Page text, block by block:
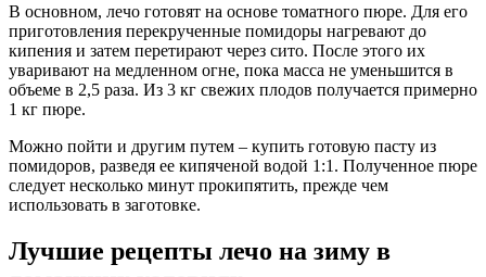
В основном, лечо готовят на основе томатного пюре. Для его
приготовления перекрученные помидоры нагревают до
кипения и затем перетирают через сито. После этого их
уваривают на медленном огне, пока масса не уменьшится в
объеме в 2,5 раза. Из 3 кг свежих плодов получается примерно
1 кг пюре.
Можно пойти и другим путем – купить готовую пасту из
помидоров, разведя ее кипяченой водой 1:1. Полученное пюре
следует несколько минут прокипятить, прежде чем
использовать в заготовке.
Лучшие рецепты лечо на зиму в